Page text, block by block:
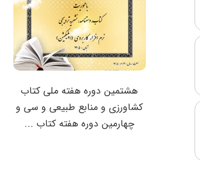
هشتمین دوره هفته ملی کتاب
کشاورزی و منابع طبیعی و سی و
چهارمین دوره هفته کتاب ...